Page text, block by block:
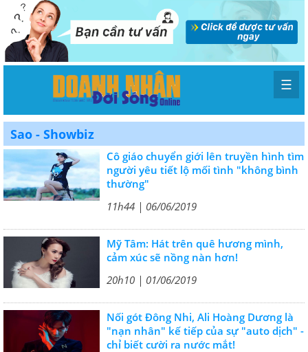
☰
Sao - Showbiz
Cô giáo chuyển giới lên truyền hình tìm
người yêu tiết lộ mối tình "không bình
thường"
11h44 | 06/06/2019
Mỹ Tâm: Hát trên quê hương mình,
cảm xúc sẽ nồng nàn hơn!
20h10 | 01/06/2019
Nối gót Đông Nhi, Ali Hoàng Dương là
"nạn nhân" kế tiếp của sự "auto dịch" -
chỉ biết cười ra nước mắt!